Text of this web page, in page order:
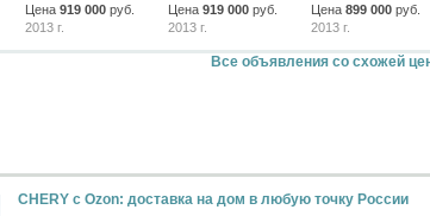
Цена919 000 руб.
2013 г.
Цена 919 000руб.
2013 г.
Цена 899 000руб.
2013 г.
Все объявления со схожей
CHERY c Ozon: доставка на дом в любую точку России